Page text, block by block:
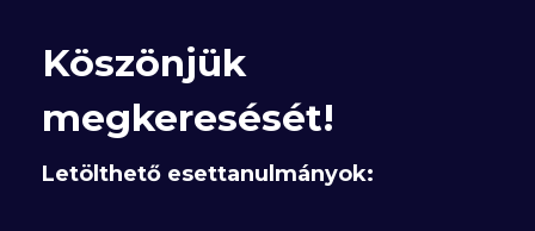
Köszönjük
megkeresését!
Letölthető esettanulmányok: